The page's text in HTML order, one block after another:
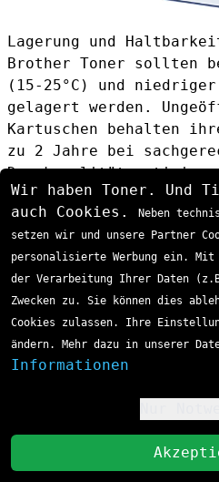
Lagerung und
Brother Toner sollten
(15-25°C) und
gelagert werden.
Kartuschen behalten
zu 2 Jahre bei
Druckqualität
Regelmässige
Wochen
Verwendung von
Vermeidung von extremen
Temperaturschwankungen
Monatlicher Testdruck
Tonerfluidität
Häufige Probleme und
Schwache Druckqualität
Verschmutzte Drum-
Falsche
Wir haben Toner. Und
auch Cookies.
Neben
setzen wir und unsere Partner
personalisierte Werbung ein. Mit
der Verarbeitung Ihrer Daten
Zwecken zu. Sie können dies
Cookies zulassen. Ihre
ändern. Mehr dazu in unserer
Informationen